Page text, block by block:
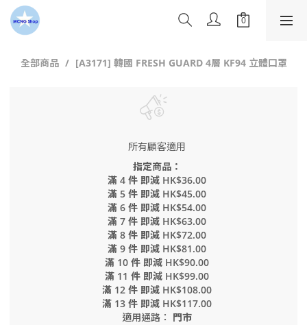
全部商品 [A3171] 韓國 FRESH GUARD 4層 KF94 立體口罩
所有顧客適用
指定商品：
滿 4 件 即減 HK$36.00
滿 5 件 即減 HK$45.00
滿 6 件 即減 HK$54.00
滿 7 件 即減 HK$63.00
滿 8 件 即減 HK$72.00
滿 9 件 即減 HK$81.00
滿 10 件 即減 HK$90.00
滿 11 件 即減 HK$99.00
滿 12 件 即減 HK$108.00
滿 13 件 即減 HK$117.00
適用通路： 門市